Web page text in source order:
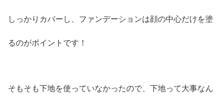
しっかりカバーし、ファンデーションは顔の中心だけを塗
るのがポイントです！
そもそも下地を使っていなかったので、下地って大事なん